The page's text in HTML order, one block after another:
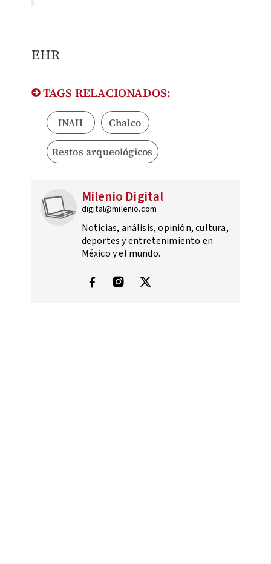
EHR
TAGS RELACIONADOS:
INAH Chalco
Restos arqueológicos
Milenio Digital
digital@milenio.com
Noticias, análisis, opinión, cultura,
deportes y entretenimiento en
México y el mundo.